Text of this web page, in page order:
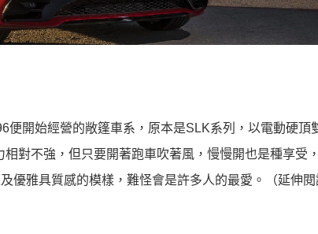
開始經營的敞篷車系，原本是SLK系列，以電動硬頂
對不強，但只要開著跑車吹著風，慢慢開也是種享受
優雅具質感的模樣，難怪會是許多人的最愛。（延伸閱